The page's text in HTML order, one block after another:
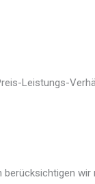
Leistungs-
wir